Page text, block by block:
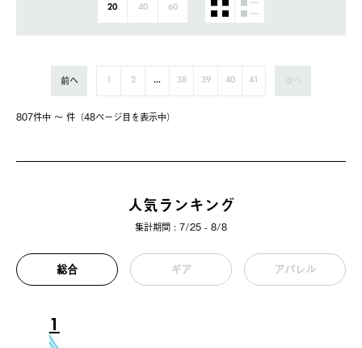
20 40 60
807件中 〜 件（48ページ⽬を表⽰中）
前へ 1 2 ... 38 39 40 41 次へ
人気ランキング
集計期間 : 7/25 - 8/8
総合 ギア アパレル
1